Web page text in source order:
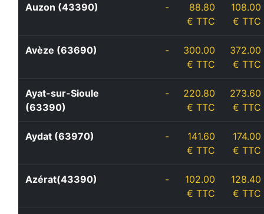
Auzon (43390) -
88.80
€ TTC
108.00
€ TTC
Avèze (63690) -
300.00
€ TTC
372.00
€ TTC
Ayat-sur-Sioule
(63390)
-
220.80
€ TTC
273.60
€ TTC
Aydat (63970) -
141.60
€ TTC
174.00
€ TTC
Azérat(43390) -
102.00
€ TTC
128.40
€ TTC